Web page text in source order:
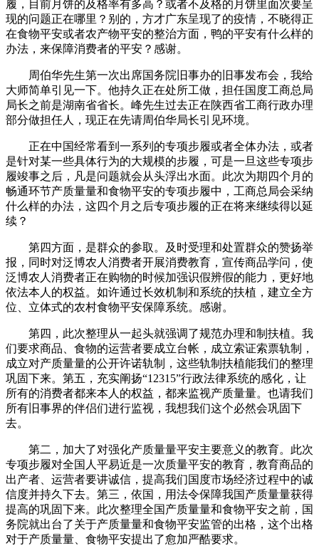
履，目前月饼的及格率有多高？或者不及格的月饼里面次要呈
现的问题正在哪里？别的，方才广东呈现了的疫情，不晓得正
在食物平安或者农产物平安的整治方面，鸭的平安有什么样的
办法，来保障消费者的平安？感谢。
周伯华先生第一次出席国务院旧事办的旧事发布会，我给
大师简单引见一下。他持久正在处所工做，担任国度工商总局
局长之前是湖南省省长。峰先生过去正在陕西省工商行政办理
部分做担任人，现正在先请周伯华局长引见环境。
正在中国经常看到一系列的专项步履或者全体办法，或者
是针对某一些具体行为的大规模的步履，可是一旦这些专项步
履竣事之后，凡是问题就会从头浮出水面。此次为期四个月的
畅通环节产质量量和食物平安的专项步履中，工商总局会采纳
什么样的办法，这四个月之后专项步履的正在将来继续得以延
续？
第四方面，是群众的参取。及时受理和处置群众的赞扬举
报，同时对泛博农人消费者开展消费教育，宣传商品学问，使
泛博农人消费者正在购物的时候加强识假辨假的能力，更好地
依法本人的权益。如许通过长效机制和系统的扶植，建立全方
位、立体式的农村食物平安保障系统。感谢。
第四，此次整理从一起头就强调了规范办理和制扶植。我
们要求商品、食物的运营者要成立台帐，成立索证索票轨制，
成立对产质量量的公开许诺轨制，这些轨制扶植能我们的整理
巩固下来。第五，充实阐扬“12315”行政法律系统的感化，让
所有的消费者都来本人的权益，都来监视产质量量。也请我们
所有旧事界的伴侣们进行监视，我想我们这个必然会巩固下
去。
第二，加大了对强化产质量量平安主要意义的教育。此次
专项步履对全国人平易近是一次质量平安的教育，教育商品的
出产者、运营者要讲诚信，提高我们国度市场经济过程中的诚
信度并持久下去。第三，依国，用法令保障我国产质量量获得
提高的巩固下来。此次整理全国产质量量和食物平安之前，国
务院就出台了关于产质量量和食物平安监管的出格，这个出格
对于产质量量、食物平安提出了愈加严酷要求。